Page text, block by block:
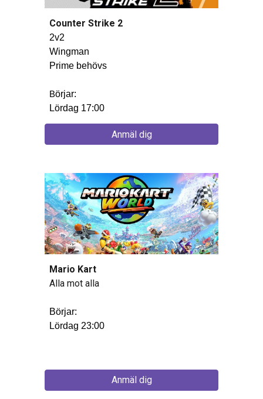
Counter Strike 2
2v2
Wingman
Prime behövs
Börjar:
Lördag 17:00
Anmäl dig
Mario Kart
Alla mot alla
Börjar:
Lördag 23:00
Anmäl dig